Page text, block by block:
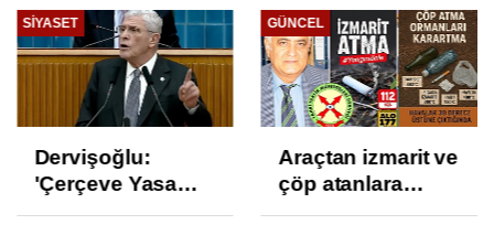
SIYASET
Dervişoğlu:
'Çerçeve Yasa
Çözüm Değil,
GÜNCEL
Araçtan izmarit ve
çöp atanlara
uyarı: Trafiğin